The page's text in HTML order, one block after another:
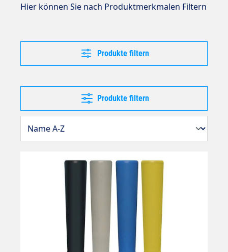
Hier können Sie nach Produktmerkmalen Filtern
Produkte filtern
Produkte filtern